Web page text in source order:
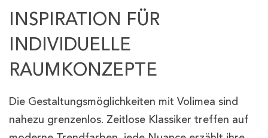
INSPIRATION FÜR
INDIVIDUELLE
RAUMKONZEPTE
Die Gestaltungsmöglichkeiten mit Volimea sind
nahezu grenzenlos. Zeitlose Klassiker treffen auf